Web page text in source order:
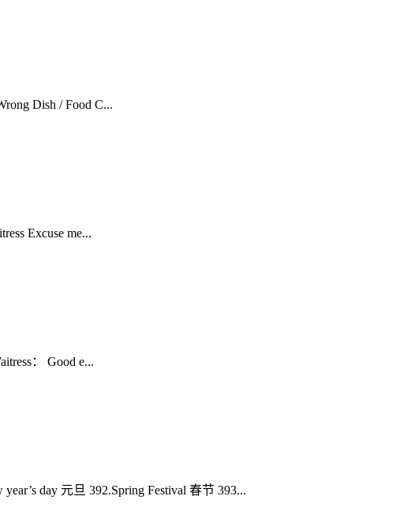
Dish / Food C...
Excuse me...
： Good e...
day 元旦 392.Spring Festival 春节 393...